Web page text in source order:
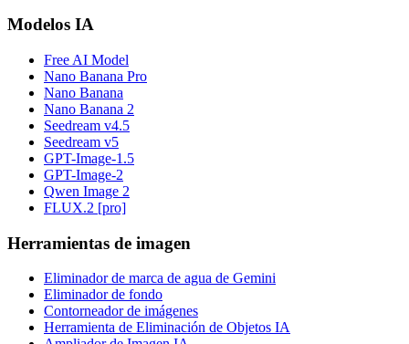
Modelos IA
Free AI Model
Nano Banana Pro
Nano Banana
Nano Banana 2
Seedream v4.5
Seedream v5
GPT-Image-1.5
GPT-Image-2
Qwen Image 2
FLUX.2 [pro]
Herramientas de imagen
Eliminador de marca de agua de Gemini
Eliminador de fondo
Contorneador de imágenes
Herramienta de Eliminación de Objetos IA